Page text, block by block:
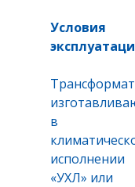
Условия
в
исполнении
«УХЛ» или